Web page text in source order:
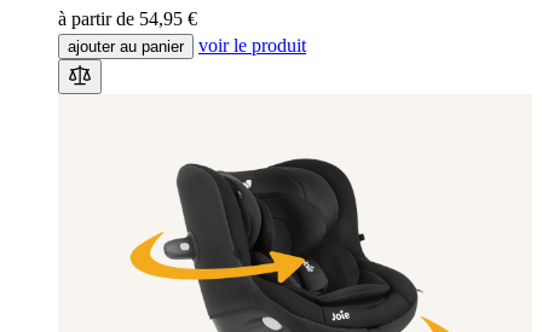
à partir de 54,95 €
ajouter au panier voir le produit